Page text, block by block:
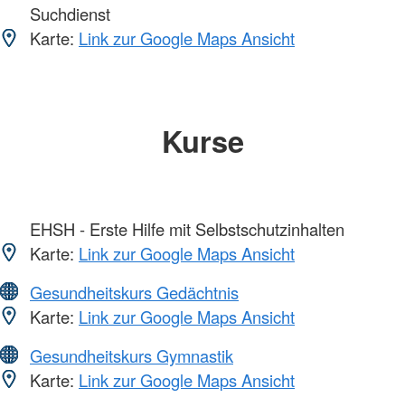
Suchdienst
Karte: Link zur Google Maps Ansicht
Kurse
EHSH - Erste Hilfe mit Selbstschutzinhalten
Karte: Link zur Google Maps Ansicht
Gesundheitskurs Gedächtnis
Karte: Link zur Google Maps Ansicht
Gesundheitskurs Gymnastik
Karte: Link zur Google Maps Ansicht